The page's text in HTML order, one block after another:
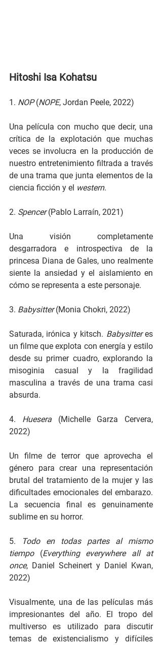
Hitoshi Isa Kohatsu
1. NOP (NOPE, Jordan Peele, 2022)
Una película con mucho que decir, una
crítica de la explotación que muchas
veces se involucra en la producción de
nuestro entretenimiento filtrada a través
de una trama que junta elementos de la
ciencia ficción y el western.
2. Spencer (Pablo Larraín, 2021)
Una visión completamente
desgarradora e introspectiva de la
princesa Diana de Gales, uno realmente
siente la ansiedad y el aislamiento en
cómo se representa a este personaje.
3. Babysitter (Monia Chokri, 2022)
Saturada, irónica y kitsch. Babysitter es
un filme que explota con energía y estilo
desde su primer cuadro, explorando la
misoginia casual y la fragilidad
masculina a través de una trama casi
absurda.
4. Huesera (Michelle Garza Cervera,
2022)
Un filme de terror que aprovecha el
género para crear una representación
brutal del tratamiento de la mujer y las
dificultades emocionales del embarazo.
La secuencia final es genuinamente
sublime en su horror.
5.
Todo en todas partes al mismo
tiempo (Everything everywhere all at
once, Daniel Scheinert y Daniel Kwan,
2022)
Visualmente, una de las películas más
impresionantes del año. El tropo del
multiverso es utilizado para discutir
temas de existencialismo y difíciles